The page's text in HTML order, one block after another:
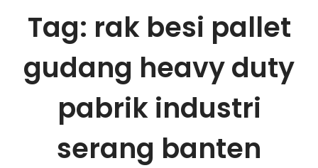
Tag: rak besi pallet
gudang heavy duty
pabrik industri
serang banten